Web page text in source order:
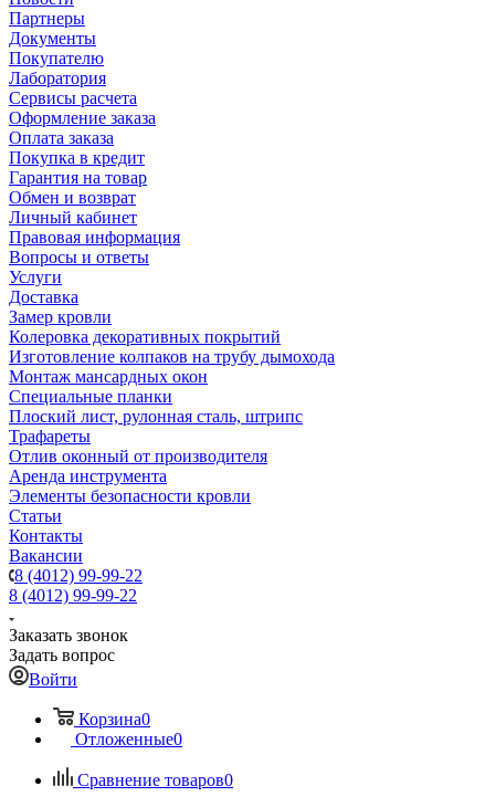
Партнеры
Документы
Покупателю
Лаборатория
Сервисы расчета
Оформление заказа
Оплата заказа
Покупка в кредит
Гарантия на товар
Обмен и возврат
Личный кабинет
Правовая информация
Вопросы и ответы
Услуги
Доставка
Замер кровли
Колеровка декоративных покрытий
Изготовление колпаков на трубу дымохода
Монтаж мансардных окон
Специальные планки
Плоский лист, рулонная сталь, штрипс
Трафареты
Отлив оконный от производителя
Аренда инструмента
Элементы безопасности кровли
Статьи
Контакты
Вакансии
8 (4012) 99-99-22
8 (4012) 99-99-22
Заказать звонок
Задать вопрос
Войти
Корзина0
Отложенные0
Сравнение товаров0